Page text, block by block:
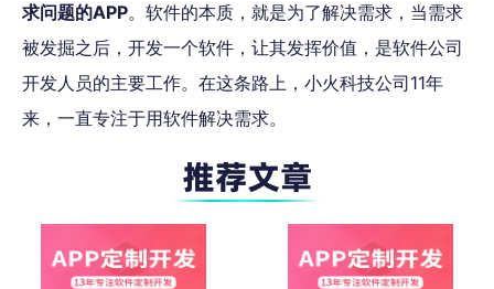
求问题的APP。软件的本质，就是为了解决需求，当需求
被发掘之后，开发一个软件，让其发挥价值，是软件公司
开发人员的主要工作。在这条路上，小火科技公司11年
来，一直专注于用软件解决需求。